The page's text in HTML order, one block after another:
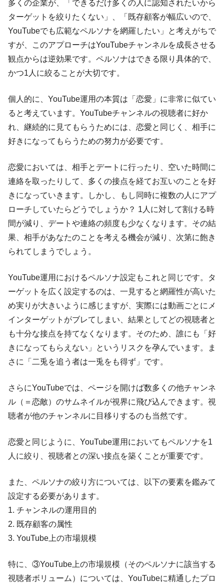
多くの企業が、「できるだけ多くの人に認知されたいから
ターゲットを絞りたくない」、「既存顧客が幅広いので、
YouTubeでも広範なペルソナを網羅したい」と考えがちで
すが、このアプローチはYouTubeチャンネルを成長させる
観点からは逆効果です。ペルソナはできる限り具体的で、
かつ1人に絞ることが大切です。
個人的に、YouTube運用の本質は「恋愛」に非常に似てい
ると考えています。YouTubeチャンネルの視聴者に好か
れ、継続的に見てもらうためには、恋愛と同じく、相手に
好きになってもらうための努力が必要です。
恋愛においては、相手とデートに行ったり、空いた時間に
連絡を取ったりして、多くの接点を経てお互いのことを好
きになっていきます。しかし、もし同時に複数の人にアプ
ローチしていたらどうでしょうか？ 1人に対して割ける時
間が減り、デートや連絡の頻度も少なくなります。その結
果、相手があなたのことを考える機会が減り、次第に飽き
られてしまうでしょう。
YouTube運用におけるペルソナ設定もこれと同じです。タ
ーゲットを広く設定するのは、一見すると網羅性が高いた
め実りが大きいように感じますが、実際には動画ごとにメ
インターゲットがブレてしまい、結果としてどの視聴者と
も十分な接点を持てなくなります。そのため、誰にも「好
きになってもらえない」というリスクを孕んでいます。ま
さに「二兎を追う者は一兎をも得ず」です。
さらにYouTubeでは、ページを開けば数多くの他チャンネ
ル（＝恋敵）のサムネイルが視界に飛び込んできます。視
聴者が他のチャンネルに目移りするのも当然です。
恋愛と同じように、YouTube運用においてもペルソナを1
人に絞り、視聴者との深い接点を築くことが重要です。
また、ペルソナの絞り方については、以下の要素を鑑みて
設定する必要があります。
1. チャンネルの運用目的
2. 既存顧客の属性
3. YouTube上の市場規模
特に、③YouTube上の市場規模（そのペルソナに該当する
視聴者ボリューム）については、YouTubeに精通したプロ